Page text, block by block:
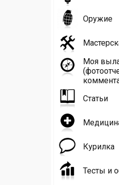
Оружие
Моя
Статьи
Курилка
Тесты и